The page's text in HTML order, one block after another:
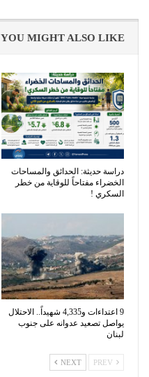
YOU MIGHT ALSO LIKE
دراسة حديثة: الحدائق والمساحات
الخضراء مفتاحاً للوقاية من خطر
السكري !
9 اعتداءات و4,335 شهيداً.. الاحتلال
يواصل تصعيد عدوانه على جنوب
لبنان
NEXT